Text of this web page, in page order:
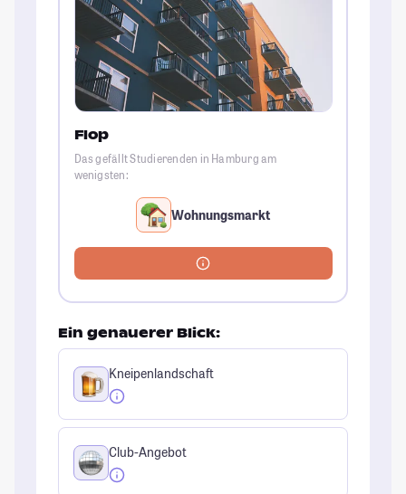
Flop
Das gefällt Studierenden in Hamburg am
wenigsten:
Wohnungsmarkt
Ein genauerer Blick:
Kneipenlandschaft
Club-Angebot